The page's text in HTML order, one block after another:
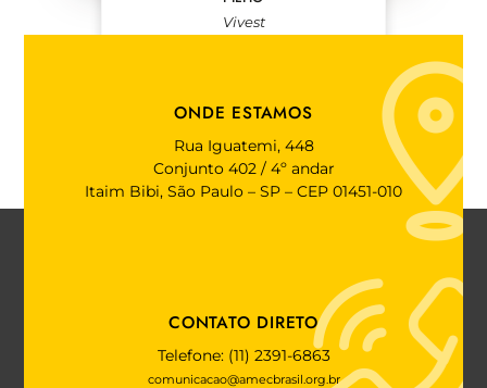
Vivest
ONDE ESTAMOS
Rua Iguatemi, 448
Conjunto 402 / 4º andar
Itaim Bibi, São Paulo – SP – CEP 01451-010
CONTATO DIRETO
Telefone: (11) 2391-6863
comunicacao@amecbrasil.org.br